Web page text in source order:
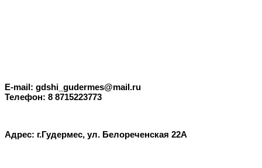
E-mail: gdshi_gudermes@mail.ru
Телефон: 8 8715223773
Адрес: г.Гудермес, ул. Белореченская 22А